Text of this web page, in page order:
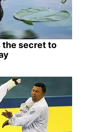
the secret to